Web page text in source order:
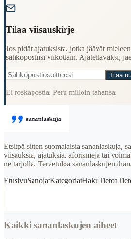
Tilaa viisauskirje
Jos pidät ajatuksista, jotka jäävät
sähköpostiisi viikottain. Ajateltavaksi,
Tilaa
Ei roskapostia. Peru milloin tahansa.
Etsitpä sitten suomalaisia sananlaskuja,
viisauksia, ajatuksia, aforismeja tai
ne tarjolla. Tervetuloa sananlaskujen
EtusivuSanojatKategoriatHakuTietoa
Kaikki sananlaskujen aiheet